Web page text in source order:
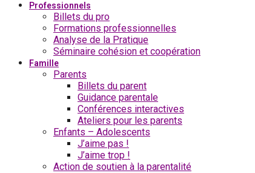
Professionnels
Billets du pro
Formations professionnelles
Analyse de la Pratique
Séminaire cohésion et coopération
Famille
Parents
Billets du parent
Guidance parentale
Conférences interactives
Ateliers pour les parents
Enfants – Adolescents
J’aime pas !
J’aime trop !
Action de soutien à la parentalité